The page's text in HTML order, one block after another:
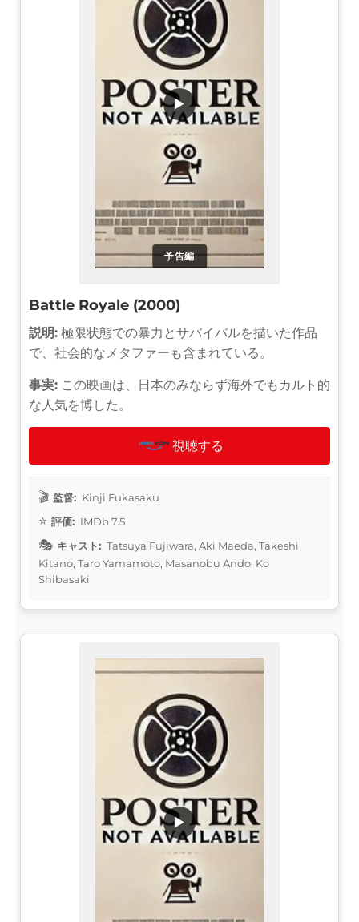
予告編
▶
Battle Royale (2000)
説明: 極限状態での暴力とサバイバルを描いた作品
で、社会的なメタファーも含まれている。
事実: この映画は、日本のみならず海外でもカルト的
な人気を博した。
視聴する
監督: Kinji Fukasaku
評価: IMDb 7.5
キャスト: Tatsuya Fujiwara, Aki Maeda, Takeshi
Kitano, Taro Yamamoto, Masanobu Ando, Ko
Shibasaki
▶